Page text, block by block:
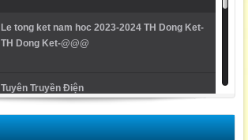
Le tong ket nam hoc 2023-2024 TH Dong Ket-
TH Dong Ket-@@@
Tuyên Truyền Điện